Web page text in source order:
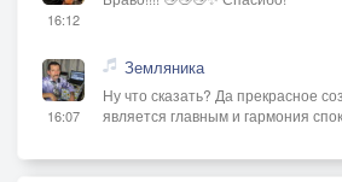
16:12
16:07
Земляника
Ну что сказать? Да прекрасное
является главным и гармония